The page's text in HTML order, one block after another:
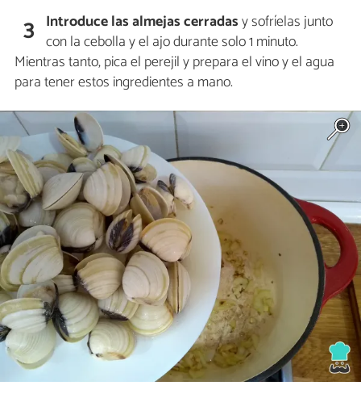
3 Introduce las almejas cerradasy sofríelas junto
con la cebolla y el ajo durante solo 1 minuto.
Mientras tanto, pica el perejil y prepara el vino y el agua
para tener estos ingredientes a mano.